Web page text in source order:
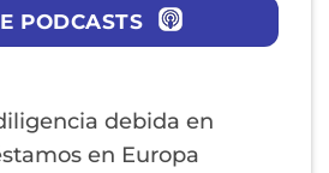
PODCASTS
debida en
en Europa